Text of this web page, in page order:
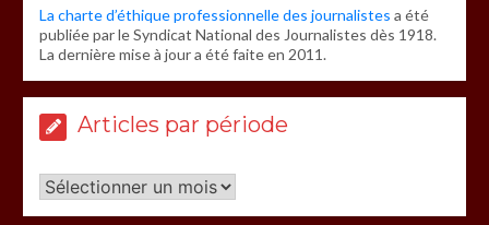
La charte d’éthique professionnelle des journalistes a été
publiée par le Syndicat National des Journalistes dès 1918.
La dernière mise à jour a été faite en 2011.
Articles par période
Articles
par